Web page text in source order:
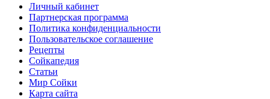
Личный кабинет
Партнерская программа
Политика конфиденциальности
Пользовательское соглашение
Рецепты
Сойкапедия
Статьи
Мир Сойки
Карта сайта